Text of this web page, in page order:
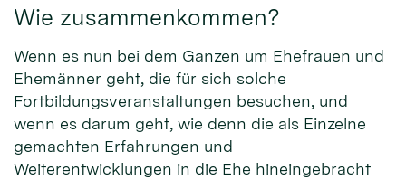
Wie zusammenkommen?
Wenn es nun bei dem Ganzen um Ehefrauen und
Ehemänner geht, die für sich solche
Fortbildungsveranstaltungen besuchen, und
wenn es darum geht, wie denn die als Einzelne
gemachten Erfahrungen und
Weiterentwicklungen in die Ehe hineingebracht